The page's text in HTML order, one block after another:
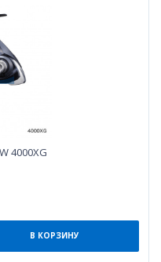
4000XG
В КОРЗИНУ